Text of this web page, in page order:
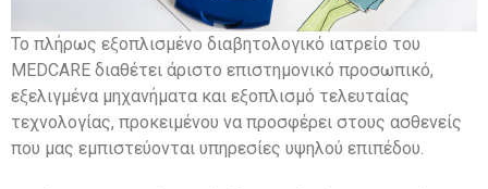
Το πλήρως εξοπλισμένο διαβητολογικό ιατρείο του
MEDCARE διαθέτει άριστο επιστημονικό προσωπικό,
εξελιγμένα μηχανήματα και εξοπλισμό τελευταίας
τεχνολογίας, προκειμένου να προσφέρει στους ασθενείς
που μας εμπιστεύονται υπηρεσίες υψηλού επιπέδου.